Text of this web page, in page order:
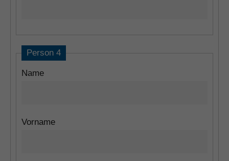
Person 4
Name
Vorname